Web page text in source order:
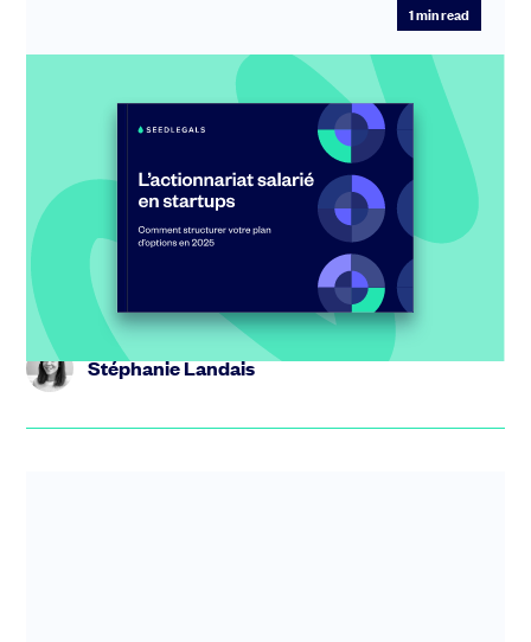
1min read
Actionnariat salarié en startup : les
Vous vous demandez comment les autres startups
structurent leur plan d’options ? Quel pourcentage de
capital elles réser...
Stéphanie Landais